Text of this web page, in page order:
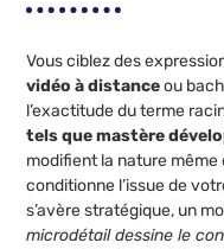
Vous ciblez des
vidéo à distanceou
l’exactitude du terme
tels que mastère
modifient la nature
conditionne l’issue de
s’avère stratégique, un
microdétail dessine le